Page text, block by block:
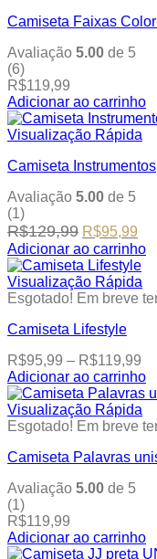
variants.
options
may
be
chosen
on
the
page
Camiseta Faixas
Avaliação 5.00 de 5
(6)
R$119,99
Adicionar ao carrinho
This
product
multiple
The
options
may
be
chosen
on
the
page
Visualização Rápida
Camiseta Instrumentos
Avaliação 5.00 de 5
(1)
R$129,99 Original
price
was:
R$129,99.
R$95,99
is:
Adicionar ao carrinho
This
product
has
variants.
options
may
be
chosen
on
product
Visualização Rápida
Esgotado! Em breve
Camiseta Lifestyle
R$95,99 – R$119,99
Adicionar ao carrinho
This
product
has
variants.
options
may
be
chosen
Visualização Rápida
Esgotado! Em breve
Camiseta Palavras
Avaliação 5.00 de 5
(1)
R$119,99
Adicionar ao carrinho
This